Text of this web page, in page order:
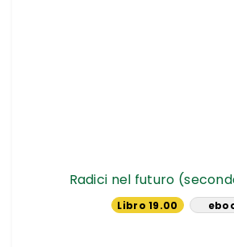
Radici nel futuro
Libro 19.00